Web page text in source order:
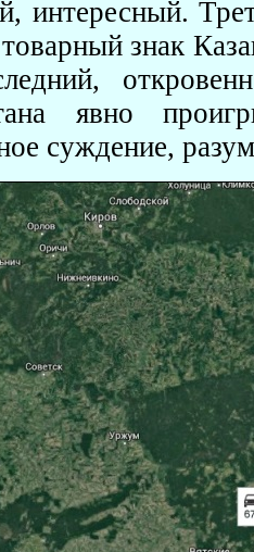
интересный.
товарный знак
явно
суждение,